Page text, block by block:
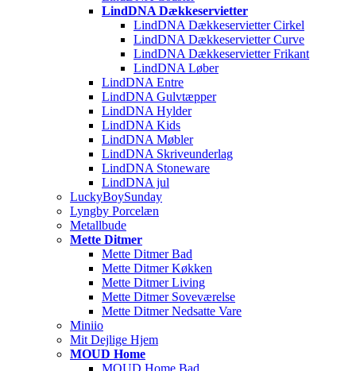
LindDNA Dækkeservietter
LindDNA Dækkeservietter Cirkel
LindDNA Dækkeservietter Curve
LindDNA Dækkeservietter Frikant
LindDNA Løber
LindDNA Entre
LindDNA Gulvtæpper
LindDNA Hylder
LindDNA Kids
LindDNA Møbler
LindDNA Skriveunderlag
LindDNA Stoneware
LindDNA jul
LuckyBoySunday
Lyngby Porcelæn
Metallbude
Mette Ditmer
Mette Ditmer Bad
Mette Ditmer Køkken
Mette Ditmer Living
Mette Ditmer Soveværelse
Mette Ditmer Nedsatte Vare
Miniio
Mit Dejlige Hjem
MOUD Home
MOUD Home Bad